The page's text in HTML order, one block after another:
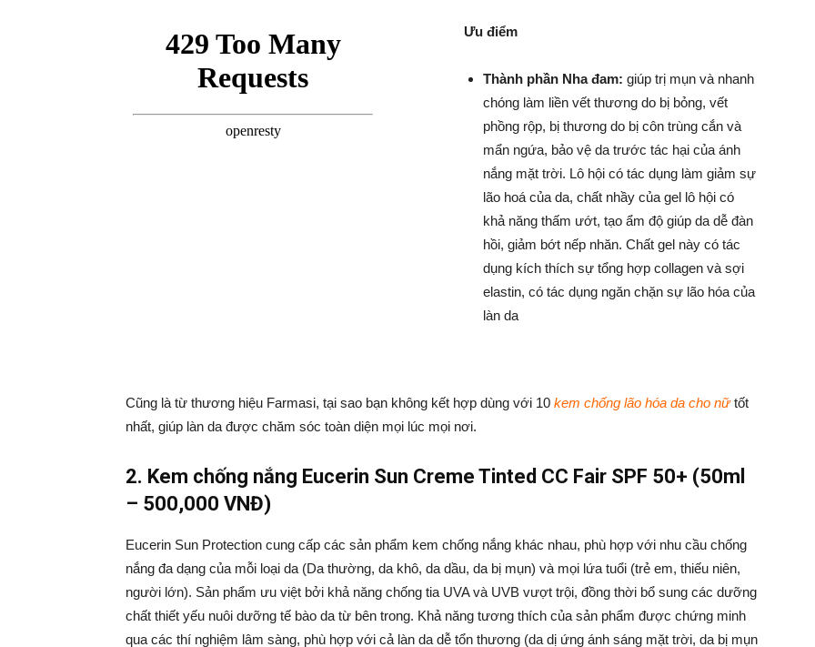
Ưu điểm
Thành phần Nha đam: giúp trị mụn và nhanh
chóng làm liền vết thương do bị bỏng, vết
phồng rộp, bị thương do bị côn trùng cắn và
mẩn ngứa, bảo vệ da trước tác hại của ánh
nắng mặt trời. Lô hội có tác dụng làm giảm sự
lão hoá của da, chất nhầy của gel lô hội có
khả năng thấm ướt, tạo ẩm độ giúp da dễ đàn
hồi, giảm bớt nếp nhăn. Chất gel này có tác
dụng kích thích sự tổng hợp collagen và sợi
elastin, có tác dụng ngăn chặn sự lão hóa của
làn da
Cũng là từ thương hiệu Farmasi, tại sao bạn không kết hợp dùng với 10 kem chống lão hóa da cho nữtốt
nhất, giúp làn da được chăm sóc toàn diện mọi lúc mọi nơi.
2. Kem chống nắng Eucerin Sun Creme Tinted CC Fair SPF 50+ (50ml
– 500,000 VNĐ)
Eucerin Sun Protection cung cấp các sản phẩm kem chống nắng khác nhau, phù hợp với nhu cầu chống
nắng đa dạng của mỗi loại da (Da thường, da khô, da dầu, da bị mụn) và mọi lứa tuổi (trẻ em, thiếu niên,
người lớn). Sản phẩm ưu việt bởi khả năng chống tia UVA và UVB vượt trội, đồng thời bổ sung các dưỡng
chất thiết yếu nuôi dưỡng tế bào da từ bên trong. Khả năng tương thích của sản phẩm được chứng minh
qua các thí nghiệm lâm sàng, phù hợp với cả làn da dễ tổn thương (da dị ứng ánh sáng mặt trời, da bị mụn